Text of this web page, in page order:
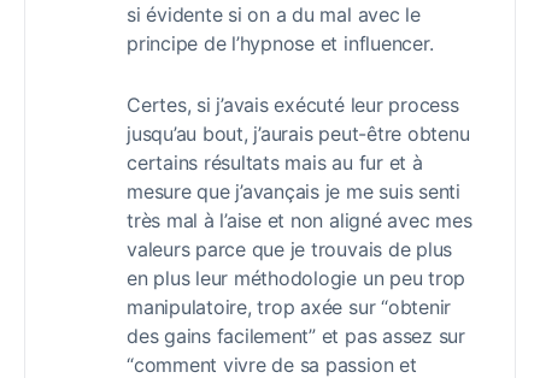
si évidente si on a du mal avec le
principe de l’hypnose et influencer.
Certes, si j’avais exécuté leur process
jusqu’au bout, j’aurais peut-être obtenu
certains résultats mais au fur et à
mesure que j’avançais je me suis senti
très mal à l’aise et non aligné avec mes
valeurs parce que je trouvais de plus
en plus leur méthodologie un peu trop
manipulatoire, trop axée sur “obtenir
des gains facilement” et pas assez sur
“comment vivre de sa passion et